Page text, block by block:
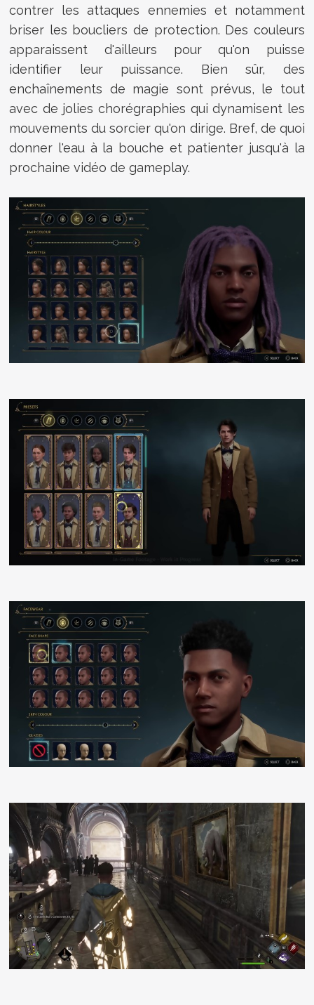
contrer les attaques ennemies et notamment
briser les boucliers de protection. Des couleurs
apparaissent d'ailleurs pour qu'on puisse
identifier leur puissance. Bien sûr, des
enchaînements de magie sont prévus, le tout
avec de jolies chorégraphies qui dynamisent les
mouvements du sorcier qu'on dirige. Bref, de quoi
donner l'eau à la bouche et patienter jusqu'à la
prochaine vidéo de gameplay.